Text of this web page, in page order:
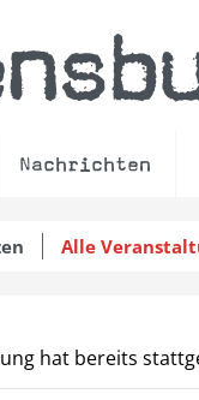
Nachrichten
Alle
hat bereits